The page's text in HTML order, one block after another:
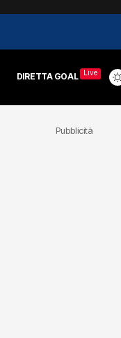
DIRETTA GOAL Live
Pubblicità